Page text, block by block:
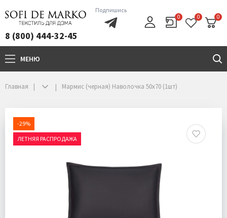
8 (800) 444-32-45
Подпишись
0 0 0
МЕНЮ
+7(800)444-32-45
Главная Мармис (черная) Наволочка 50х70 (1шт)
-29%
ЛЕТНЯЯ РАСПРОДАЖА